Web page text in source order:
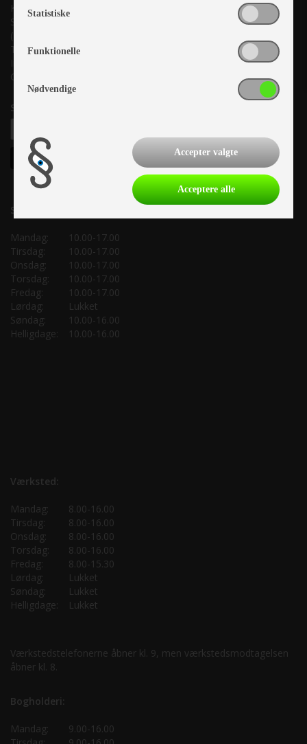
Kronjyllands Camping Center A/S
Suderholmen 10, 8960 Randers SØ
(Lige ud til Grenåvej)
Tlf. +45 87 10 98 70
Info@as-kcc.dk
CVR: 33 38 77 33
Samtykke til nyhedsbrev
Salgsafdeling:
Mandag:
10.00-17.00
Tirsdag:
10.00-17.00
Onsdag:
10.00-17.00
Torsdag:
10.00-17.00
Fredag:
10.00-17.00
Lørdag:
Lukket
Søndag:
10.00-16.00
Helligdage:
10.00-16.00
Værksted:
Mandag:
8.00-16.00
Tirsdag:
8.00-16.00
Onsdag:
8.00-16.00
Torsdag:
8.00-16.00
Fredag:
8.00-15.30
Lørdag:
Lukket
Søndag:
Lukket
Helligdage:
Lukket
Værkstedstelefonerne åbner kl. 9, men værkstedsmodtagelsen
åbner kl. 8.
Bogholderi:
Mandag:
9.00-16.00
Statistiske
Funktionelle
Nødvendige
Accepter valgte
Acceptere alle